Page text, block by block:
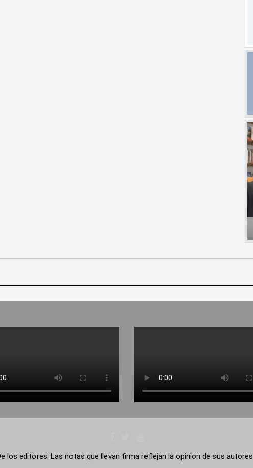
los editores: Las notas que llevan firma reflejan la opinion de sus